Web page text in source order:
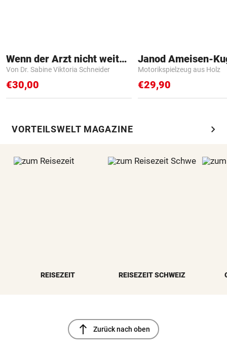
Wenn der Arzt nicht weiter weiß
Von Dr. Sabine Viktoria Schneider
€30,00
Janod Ameisen-
Motorikspielzeug aus Holz
€29,90
VORTEILSWELT MAGAZINE chevron_right
REISEZEIT REISEZEIT SCHWEIZ
north Zurück nach oben